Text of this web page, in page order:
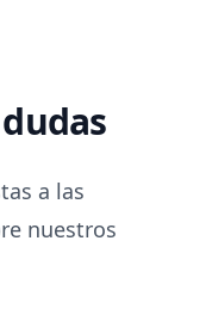
a las
nuestros